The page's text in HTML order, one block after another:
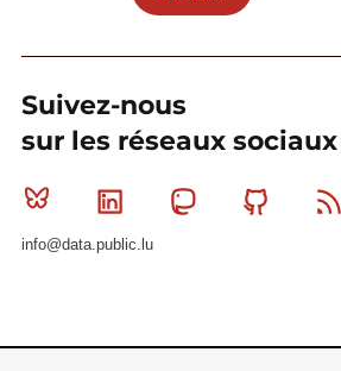
Suivez-nous
sur les réseaux sociaux
Bluesky Linkedin MastodonGithub
info@data.public.lu